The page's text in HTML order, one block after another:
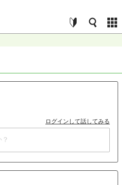
ログインして話してみる